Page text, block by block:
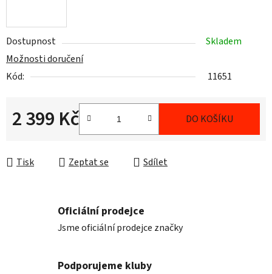
Dostupnost
Skladem
Možnosti doručení
Kód:
11651
2 399 Kč DO KOŠÍKU
Tisk Zeptat se Sdílet
Oficiální prodejce
Jsme oficiální prodejce značky
Podporujeme kluby